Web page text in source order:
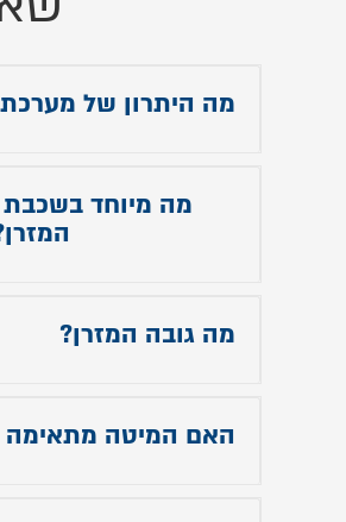
מה היתרון של
במהלך השינה, לצד תחושת
יותר, לצד תמיכה מאוזנת
מה גובה המזרן?
האם המיטה מתאימה